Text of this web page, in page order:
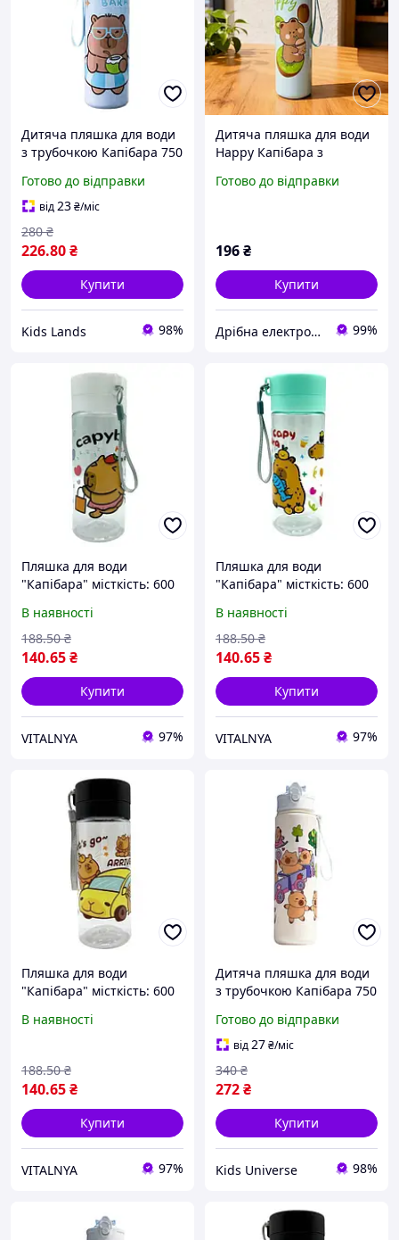
Дитяча пляшка для води
з трубочкою Капібара 750
Готово до відправки
від23₴/міс
226.80₴
280 ₴
Купити
Kids Lands 98%
Дитяча пляшка для води
Happy Капібара з
2672 зелений
Готово до відправки
196₴
Купити
Дрібна електроніка та посуд для вашого дому 99%
Пляшка для води
"Капібара" місткість: 600
пакеті (БІЛИЙ)
В наявності
140.65₴
188.50 ₴
Купити
VITALNYA 97%
Пляшка для води
"Капібара" місткість: 600
пакеті (м'ятний)
В наявності
140.65₴
188.50 ₴
Купити
VITALNYA 97%
Пляшка для води
"Капібара" місткість: 600
пакеті (чорний)
В наявності
140.65₴
188.50 ₴
Купити
VITALNYA 97%
Дитяча пляшка для води
з трубочкою Капібара 750
Готово до відправки
від27₴/міс
272₴
340 ₴
Купити
Kids Universe 98%